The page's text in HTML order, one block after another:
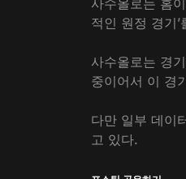
적인 원정 경기
사수올로는 경
중이어서 이 경
다만 일부 데이
고 있다.